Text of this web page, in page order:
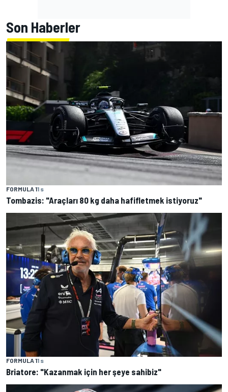
Son Haberler
FORMULA 11 s
Tombazis: "Araçları 80 kg daha hafifletmek istiyoruz"
FORMULA 11 s
Briatore: "Kazanmak için her şeye sahibiz"